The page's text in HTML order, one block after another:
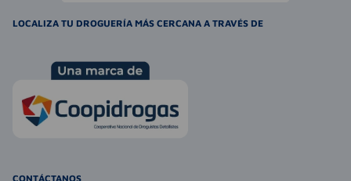
LOCALIZA TU DROGUERÍA MÁS CERCANA A TRAVÉS DE
CONTÁCTANOS